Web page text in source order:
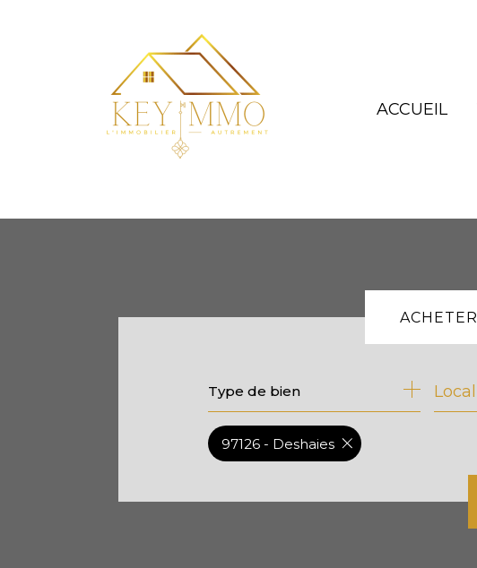
ACCUEIL
ACHETER
de l'ancien
Type de bien
97126 - Deshaies